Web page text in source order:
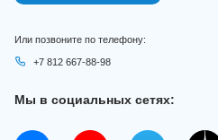
Или позвоните по телефону:
+7 812 667-88-98
Мы в социальных сетях: